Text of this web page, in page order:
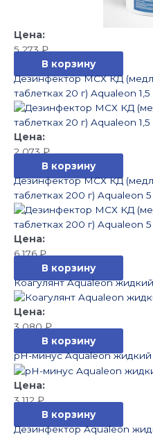
5 273₽
В корзину
Дезинфектор МСХ КД
таблетках 20 г) Aqualeon 1,5
2 073₽
В корзину
Дезинфектор МСХ КД
таблетках 200 г) Aqualeon 5
6 176₽
В корзину
Коагулянт Aqualeon
3 080₽
В корзину
pH-минус Aqualeon жидкий
3 112₽
В корзину
Дезинфектор Aqualeon